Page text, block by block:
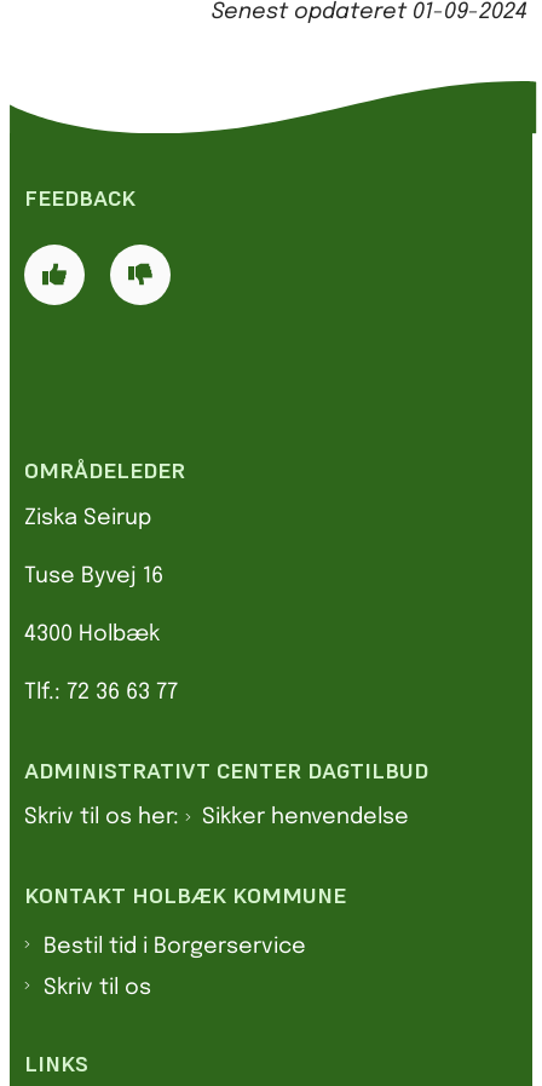
Senest opdateret 01-09-2024
FEEDBACK
OMRÅDELEDER
Ziska Seirup
Tuse Byvej 16
4300 Holbæk
Tlf.: 72 36 63 77
ADMINISTRATIVT CENTER DAGTILBUD
Skriv til os her: Sikker henvendelse
KONTAKT HOLBÆK KOMMUNE
Bestil tid i Borgerservice
Skriv til os
LINKS